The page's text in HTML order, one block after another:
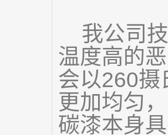
我公司
温度高的
会以260摄
更加均匀
碳漆本身